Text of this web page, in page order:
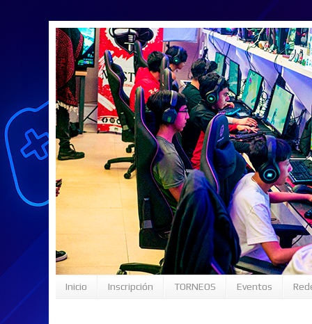
Inicio Inscripción TORNEOS Eventos